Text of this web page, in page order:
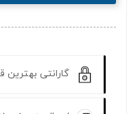
گارانتی